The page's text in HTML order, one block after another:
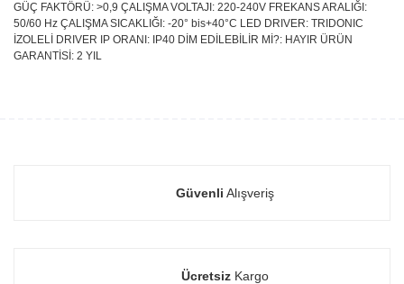
GÜÇ FAKTÖRÜ: >0,9 ÇALIŞMA VOLTAJI: 220-240V FREKANS ARALIĞI:
50/60 Hz ÇALIŞMA SICAKLIĞI: -20° bis+40°C LED DRIVER: TRIDONIC
İZOLELİ DRIVER IP ORANI: IP40 DİM EDİLEBİLİR Mİ?: HAYIR ÜRÜN
GARANTİSİ: 2 YIL
Güvenli Alışveriş
ÜcretsizKargo